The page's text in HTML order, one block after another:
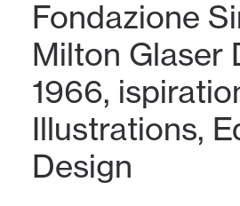
Fondazione
Milton Glaser
1966,
Illustrations,
Design